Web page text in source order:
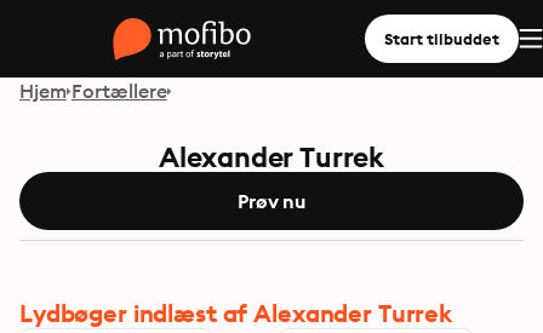
Start tilbuddet
Hjem Fortællere
Alexander Turrek
Prøv nu
Lydbøger indlæst af Alexander Turrek